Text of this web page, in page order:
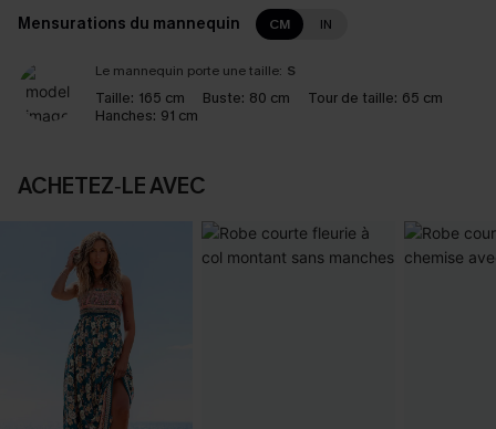
Mensurations du mannequin CM IN
Le mannequin porte une taille: S
Taille: 165 cm Buste: 80 cm Tour de taille: 65 cm
Hanches: 91 cm
ACHETEZ‑LE AVEC